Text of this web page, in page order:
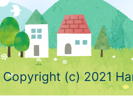
Copyright (c) 2021